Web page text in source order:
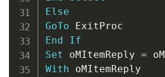
Else
GoTo
End
If
Set oMItemReply =
With